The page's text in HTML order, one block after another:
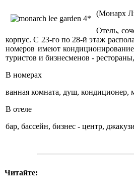
(Монарх
Отель,
корпус. С 23-го по 28-й этаж
номеров имеют
туристов и бизнесменов -
В номерах
ванная комната, душ, кондиционер,
В отеле
бар, бассейн, бизнес - центр,
Читайте: